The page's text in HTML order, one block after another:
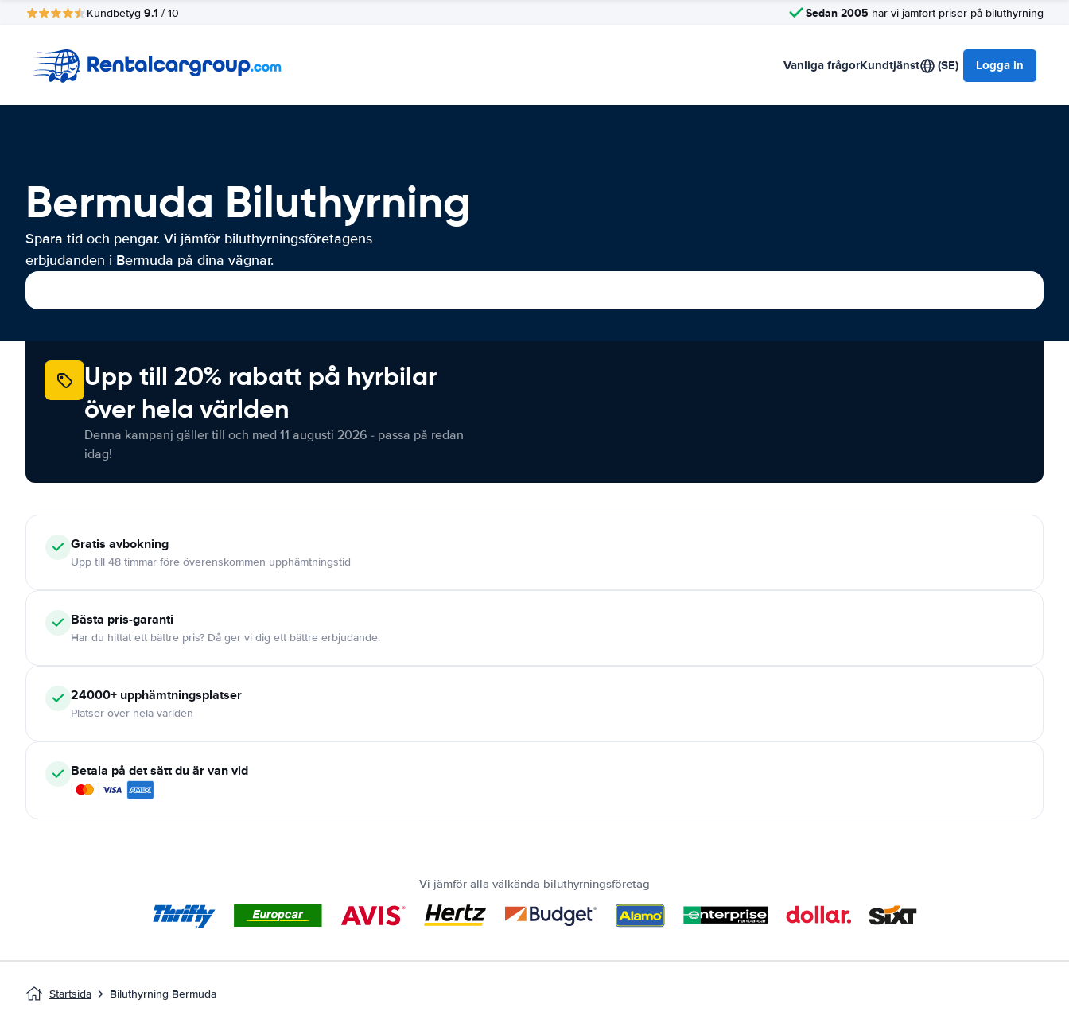
Kundbetyg 9.1 / 10 Sedan 2005 har vi jämfört priser på biluthyrning
Vanliga frågorKundtjänst (SE) Logga in
Bermuda Biluthyrning
Spara tid och pengar. Vi jämför biluthyrningsföretagens
erbjudanden i Bermuda på dina vägnar.
Upp till 20% rabatt på hyrbilar
över hela världen
Denna kampanj gäller till och med 11 augusti 2026 - passa på redan
idag!
Gratis avbokning
Upp till 48 timmar före överenskommen upphämtningstid
Bästa pris-garanti
Har du hittat ett bättre pris? Då ger vi dig ett bättre erbjudande.
24000+ upphämtningsplatser
Platser över hela världen
Betala på det sätt du är van vid
Vi jämför alla välkända biluthyrningsföretag
Startsida Biluthyrning Bermuda